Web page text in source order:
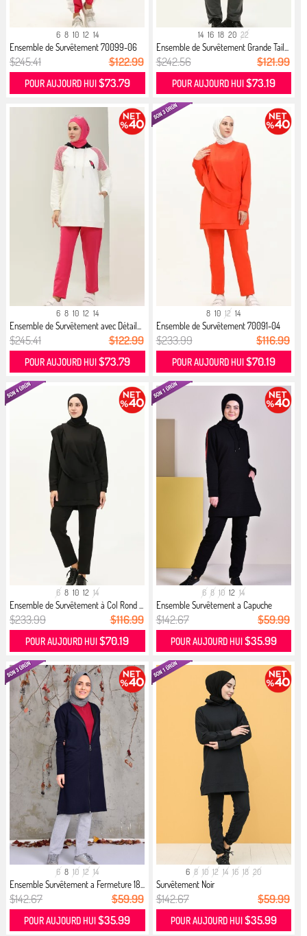
6 8 10 12 14
Ensemble de Survêtement 70099-06
Fu...
$245.41 $122.99
POUR AUJOURD HUI$73.79
14 16 18 20 22
Ensemble de Survêtement Grande Tail...
$242.56 $121.99
POUR AUJOURD HUI$73.19
6 8 10 12 14
Ensemble de Survêtement avec Détail...
$245.41 $122.99
POUR AUJOURD HUI $73.79
8 10 12 14
Ensemble de Survêtement 70091-04
Or...
$233.99 $116.99
POUR AUJOURD HUI $70.19
6 8 10 12 14
Ensemble de Survêtement à Col Rond ...
$233.99 $116.99
POUR AUJOURD HUI$70.19
6 8 10 12 14
Ensemble Survêtement a Capuche
1901...
$142.67 $59.99
POUR AUJOURD HUI $35.99
6 8 10 12 14
Ensemble Survêtement a Fermeture 18...
$142.67 $59.99
POUR AUJOURD HUI$35.99
6 8 10 12 14 16 18 20
Survêtement Noir
$142.67 $59.99
POUR AUJOURD HUI $35.99